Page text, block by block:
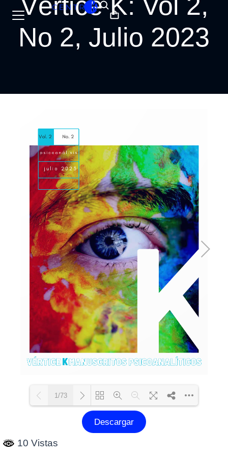
No 2, Julio 2023
Cargando PDF 28% ...
1/73
Descargar
10 Vistas